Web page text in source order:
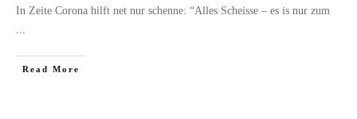
In Zeite Corona hilft net nur schenne: “Alles Scheisse – es is nur zum
...
​Read More